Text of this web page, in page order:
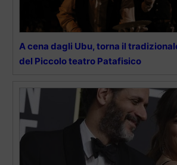
A cena dagli Ubu, torna il
del Piccolo teatro Patafisico